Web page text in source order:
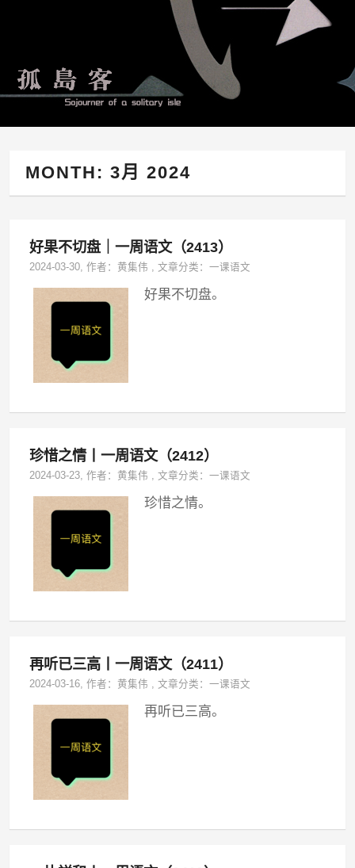
MONTH:3月 2024
好果不切盘｜一周语文（2413）
2024-03-30, 作者：黄集伟 ,文章分类：一课语文
好果不切盘。
珍惜之情丨一周语文（2412）
2024-03-23, 作者：黄集伟 ,文章分类：一课语文
珍惜之情。
再听已三高丨一周语文（2411）
2024-03-16, 作者：黄集伟 ,文章分类：一课语文
再听已三高。